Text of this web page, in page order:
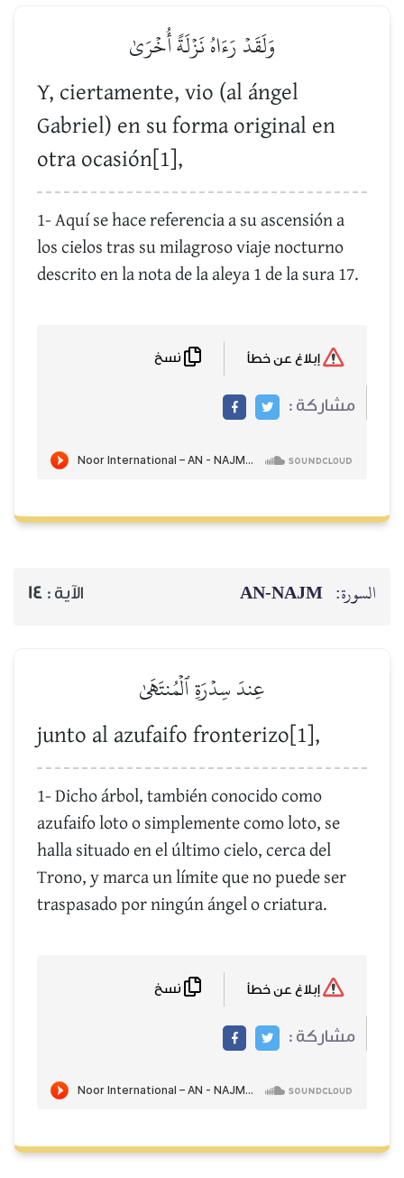
وَلَقَدۡ رَءَاهُ نَزۡلَةً أُخۡرَىٰ
Y, ciertamente, vio (al ángel
Gabriel) en su forma original en
otra ocasión[1],
1- Aquí se hace referencia a su ascensión a
los cielos tras su milagroso viaje nocturno
descrito en la nota de la aleya 1 de la sura 17.
مشاركة :
السورة: AN-NAJM الآية : 14
عِندَ سِدۡرَةِ ٱلۡمُنتَهَىٰ
junto al azufaifo fronterizo[1],
1- Dicho árbol, también conocido como
azufaifo loto o simplemente como loto, se
halla situado en el último cielo, cerca del
Trono, y marca un límite que no puede ser
traspasado por ningún ángel o criatura.
مشاركة :